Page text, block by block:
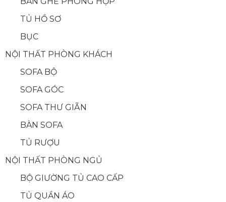
TỦ HỒ SƠ
BỤC
NỘI THẤT PHÒNG KHÁCH
SOFA BỘ
SOFA GÓC
SOFA THƯ GIÃN
BÀN SOFA
TỦ RƯỢU
NỘI THẤT PHÒNG NGỦ
BỘ GIƯỜNG TỦ CAO CẤP
TỦ QUẦN ÁO